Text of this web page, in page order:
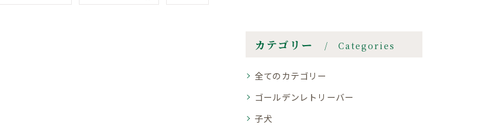
カテゴリー Categories
全てのカテゴリー
ゴールデンレトリーバー
子犬